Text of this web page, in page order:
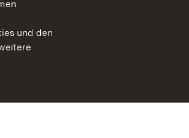
und den